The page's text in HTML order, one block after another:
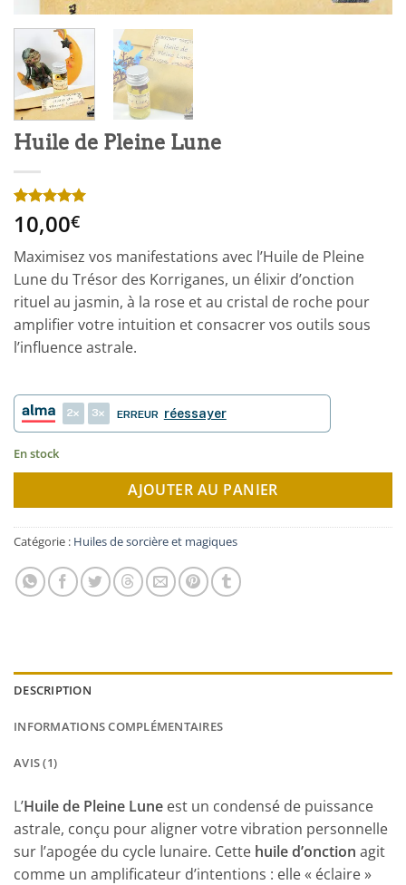
Huile de Pleine Lune
Noté5sur
5 basé sur
1
client
10,00€
Maximisez vos manifestations avec l’Huile de Pleine
Lune du Trésor des Korriganes, un élixir d’onction
rituel au jasmin, à la rose et au cristal de roche pour
amplifier votre intuition et consacrer vos outils sous
l’influence astrale.
2 3 ERREUR réessayer
En stock
AJOUTER AU PANIER
Catégorie : Huiles de sorcière et magiques
DESCRIPTION
INFORMATIONS COMPLÉMENTAIRES
AVIS (1)
L’Huile de Pleine Lune est un condensé de puissance
astrale, conçu pour aligner votre vibration personnelle
sur l’apogée du cycle lunaire. Cette huile d’onction agit
comme un amplificateur d’intentions : elle « éclaire »